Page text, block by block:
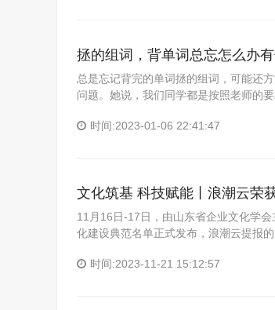
拯的组词，背单词总忘怎么办
总是忘记背完的单词拯的组词，可能还
问题。她说，我们同学都是按照老师的
时间:2023-01-06 22:41:47
文化筑基 科技赋能丨浪潮云荣
11月16日-17日，由山东省企业文化学
化建设典范名单正式发布，浪潮云提报
时间:2023-11-21 15:12:57